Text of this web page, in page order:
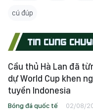
cú đúp
TIN CÙNG
Cầu thủ Hà Lan đã
dự World Cup khen
tuyển Indonesia
Bóng đá quốc tế 02/08/